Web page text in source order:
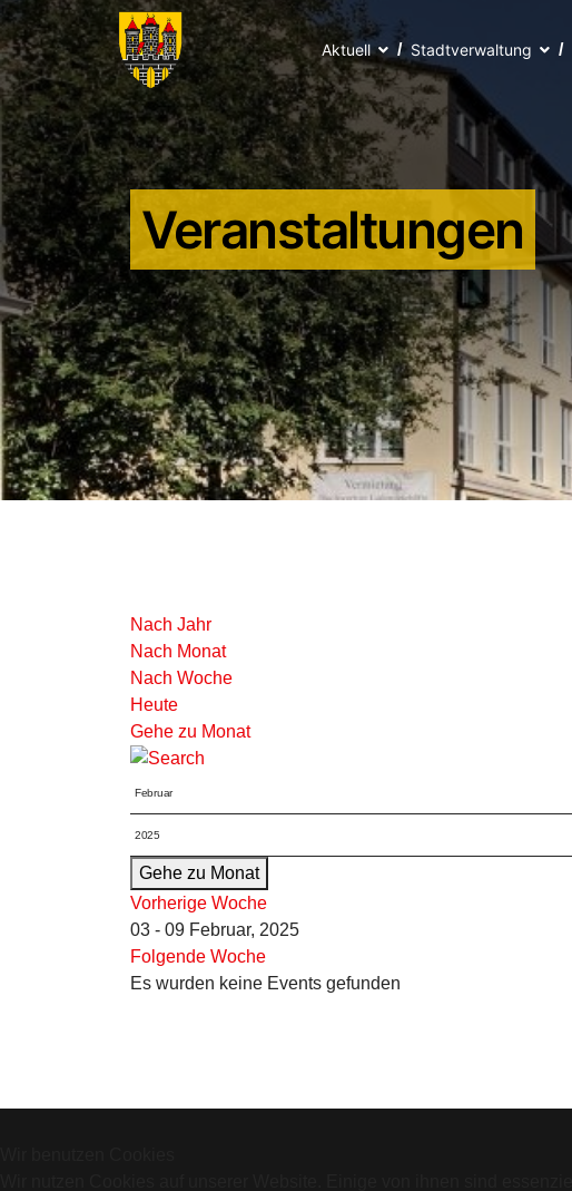
Aktuell Stadtverwaltung
Veranstaltungen
Nach Jahr
Nach Monat
Nach Woche
Heute
Gehe zu Monat
Gehe zu Monat
Vorherige Woche
03 - 09 Februar, 2025
Folgende Woche
Es wurden keine Events gefunden